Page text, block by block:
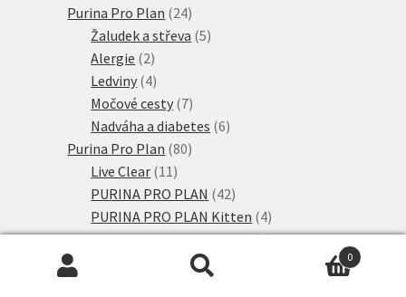
Purina Pro Plan 2424
produktů
Žaludek a střeva 55
Alergie 22
produkty
Ledviny 44
produkty
Močové cesty 77
produktů
Nadváha a diabetes 66
Purina Pro Plan 8080
Live Clear 11 11
produktů
PURINA PRO PLAN 4242
produktů
PURINA PRO PLAN Kitten 44
produkty
PURINA PRO PLAN Senior 66
PURINA PRO PLAN Sterilised 0